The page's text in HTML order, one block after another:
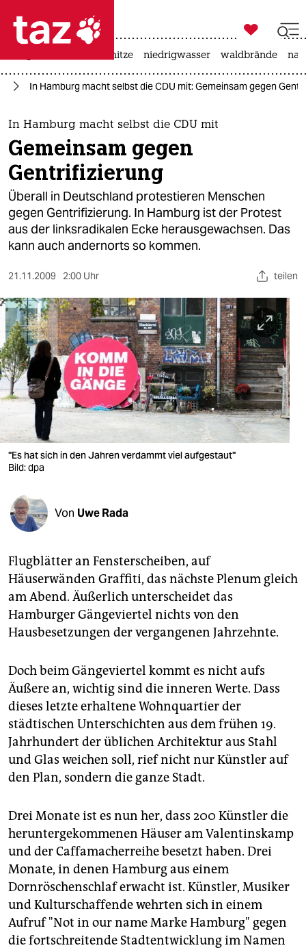
 taz zahl ich
taz zahl ich
themen
politik
öko
gesellschaft
kultur
sport
berlin
nord
wahrheit
verlag
verlag
veranstaltungen
fragen & hilfe
unterstützen
abo
genossenschaft
epaper login

taz zahl ich
hitze niedrigwasser waldbrände
In Hamburg macht selbst die CDU mit: Gemeinsam gegen
In Hamburg macht selbst die CDU mit
Gemeinsam gegen
Gentrifizierung
Überall in Deutschland protestieren Menschen
gegen Gentrifizierung. In Hamburg ist der Protest
aus der linksradikalen Ecke herausgewachsen. Das
kann auch andernorts so kommen.
21.11.2009 2:00 Uhr teilen
"Es hat sich in den Jahren verdammt viel aufgestaut"
Bild: dpa
Von Uwe Rada
Flugblätter an Fensterscheiben, auf
Häuserwänden Graffiti, das nächste Plenum gleich
am Abend. Äußerlich unterscheidet das
Hamburger Gängeviertel nichts von den
Hausbesetzungen der vergangenen Jahrzehnte.
Doch beim Gängeviertel kommt es nicht aufs
Äußere an, wichtig sind die inneren Werte. Dass
dieses letzte erhaltene Wohnquartier der
städtischen Unterschichten aus dem frühen 19.
Jahrhundert der üblichen Architektur aus Stahl
und Glas weichen soll, rief nicht nur Künstler auf
den Plan, sondern die ganze Stadt.
Drei Monate ist es nun her, dass 200 Künstler die
heruntergekommenen Häuser am Valentinskamp
und der Caffamacherreihe besetzt haben. Drei
Monate, in denen Hamburg aus einem
Dornröschenschlaf erwacht ist. Künstler, Musiker
und Kulturschaffende wehrten sich in einem
Aufruf "Not in our name Marke Hamburg" gegen
die fortschreitende Stadtentwicklung im Namen